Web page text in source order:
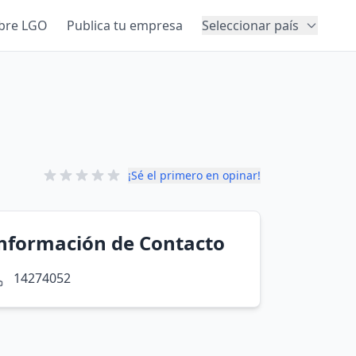
LGO Publica tu empresa Seleccionar país
¡Sé el primero en opinar!
de Contacto
14274052